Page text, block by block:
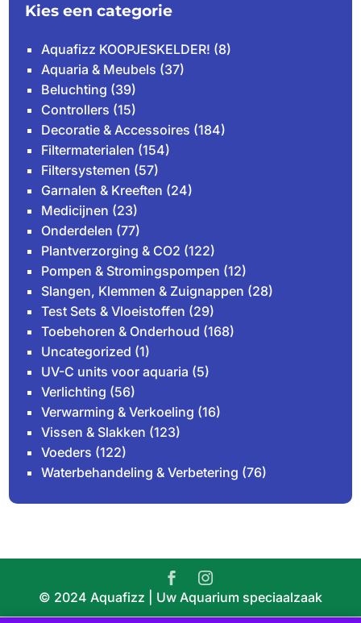
Kies een categorie
Aquafizz KOOPJESKELDER! (8)
Aquaria & Meubels (37)
Beluchting (39)
Controllers (15)
Decoratie & Accessoires (184)
Filtermaterialen (154)
Filtersystemen (57)
Garnalen & Kreeften (24)
Medicijnen (23)
Onderdelen (77)
Plantverzorging & CO2 (122)
Pompen & Stromingspompen (12)
Slangen, Klemmen & Zuignappen (28)
Test Sets & Vloeistoffen (29)
Toebehoren & Onderhoud (168)
Uncategorized (1)
UV-C units voor aquaria (5)
Verlichting (56)
Verwarming & Verkoeling (16)
Vissen & Slakken (123)
Voeders (122)
Waterbehandeling & Verbetering (76)
© 2024 Aquafizz | Uw Aquarium speciaalzaak